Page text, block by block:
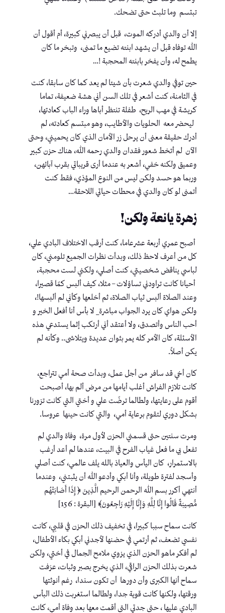
تبتسم وما تلبث حتى تضحك.
إلا أن والدي أدركه الموت، قبل أن يبصرني كبيرة، أم أقول أن
الله توفاه قبل أن يشهد ابنته تضيع ما تمنى، وتبخر ما كان
يطمح له، وأن يفخر بابنته المحجبة !…
حين توفي والدي شعرت بأن شيئا لم يعد كما كان سابقا، كنت
في الثامنة، كنت أشعر في تلك السن أني هشة ضعيفة، تماما
كريشة في مهب الريح، طفلة تنتظر أباها وراء الباب كعادتها،
ليحضر معه الحلويات والأطايب، وهو مبتسم كعادته، لم
أدرك حقيقة معنى أن يرحل زر الأمان الذي كان يحميني، وحتى
الآن لم أتخط شعور فقدان والدي رحمه الله، هناك حزن كبير
وعميق ولكنه خفي، أشعر به عندما أرى قريباتي بقرب آبائهن،
وربما هو حسد ولكن ليس من النوع المؤذي، فقط كنت
أتمنى لو كان والدي في محطات حياتي اللاحقة…
زهرة يانعة ولكن!
أصبح عمري أربعة عشرعاما، كنت أرقب الاختلاف البادي علي،
كل من أعرف لاحظ ذلك، وبدأت نظرات الجميع تلومني، كان
لباسي يناقض شخصيتي، كنت أصلي، ولكني لست محجبة،
أحيانا كانت تراودني تساؤلات – مثلا، كيف ألبس كمّا قصيرا،
وعند الصلاة ألبس ثياب الصلاة، ثم أخلعها وكأني لم ألبسها!،
ولكن هواي كان يرد الجواب مباشرة_ لا بأس أنا أفعل الخير و
أحب الناس وأتصدق، ولا أعتقد أني أرتكب إثما يستدعي هذه
الأسئلة، كان الأمر كله يمر بثوان عديدة ويتلاشى.. وكأنه لم
يكن أصلاً.
كان أخي قد سافر من أجل عمل، وبدأت صحة أمي تتراجع،
كانت تلازم الفراش أغلب أيامها من مرض ألم بها، أصبحت
أقوم على رعايتها، ولطالما ترضّت علي و أختي التي كانت تزورنا
بشكل دوري لتقوم برعاية أمي، والتي كانت حينها عروسا.
ومرت سنتين حتى قسمني الحزن لأول مرة، وفاة والدي لم
تفعل بي ما فعل غياب الفرح في البيت، عندها لم أعد أرغب
بالاستمرار، كان اليأس والعياذ بالله يلف عالمي، كنت أصلي
وأسجد لفترة طويلة، وأنا أبكي وأدعو الله أن يثبتني، وعندما
أنتهي أكرر بسم الله الرحمن الرحيم الَّذِينَ ﴿ إِذَا أَصَابَتْهُم
مُّصِيبَةٌ قَالُوا إِنَّا لِلَّهِ وَإِنَّا إِلَيْهِ رَاجِعُونَ﴾ [البقرة : 156]
كانت سماح سببا كبيرا، في تخفيف ذلك الحزن في قلبي، كانت
نفسي تضعف، ثم أرتمي في حضنها لأجدني أبكي بكاء الأطفال،
لم أفكر ماهو الحزن الذي يزوي ملامح الجمال في أختي، ولكن
شعرت بذلك الحزن الراقي، الذي يخرج بصبر وثبات، عرَفت
سماح أنها الكبرى وأن دورها أن تكون سندا، رغم أنوثتها
ورقتها، ولكنها كانت قوية جدا، ولطالما استغربت ذلك البأس
البادي عليها ، حتى جدتي التي أقمت معها بعد وفاة أمي، كانت